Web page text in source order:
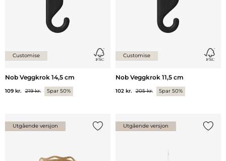
Customise
Nob Veggkrok 14,5 cm
109 kr. 219 kr. Spar 50%
Customise
Nob Veggkrok 11,5 cm
102 kr. 205 kr. Spar 50%
Utgående versjon Utgående versjon